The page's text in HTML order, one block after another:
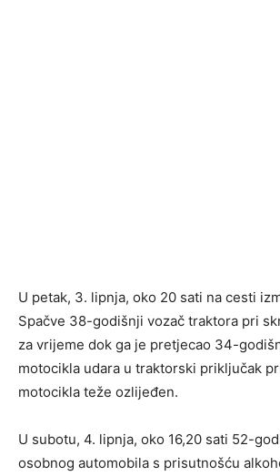
U petak, 3. lipnja, oko 20 sati na cesti
Spačve 38-godišnji vozač traktora pri
za vrijeme dok ga je pretjecao 34-
motocikla udara u traktorski priključak
motocikla teže ozlijeđen.
U subotu, 4. lipnja, oko 16,20 sati 52-
osobnog automobila s prisutnošću